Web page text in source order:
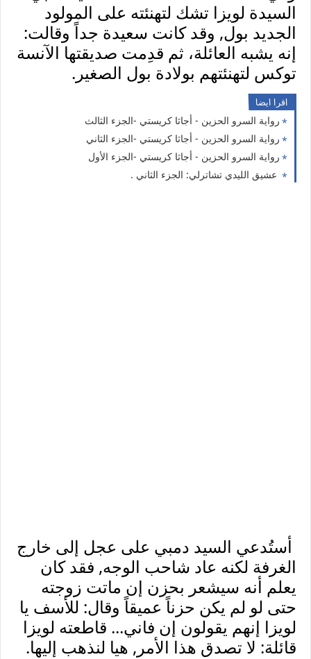
السيدة لويزا تشك لتهنئته على المولود
الجديد بول, وقد كانت سعيدة جداً وقالت:
إنه يشبه العائلة، ثم قدِمت صديقتها الآنسة
توكس لتهنئتهم بولادة بول الصغير.
اقرا ايضا
رواية السرو الحزين - أجاثا كريستي -الجزء الثالث
رواية السرو الحزين - أجاثا كريستي -الجزء الثاني
رواية السرو الحزين - أجاثا كريستي -الجزء الأول
عشيق الليدي تشاترلي: الجزء الثاني .
أستُدعي السيد دمبي على عجل إلى خارج
الغرفة لكنه عاد شاحب الوجه, فقد كان
يعلم أنه سيشعر بحزن إن ماتت زوجته
حتى لو لم يكن حزناً عميقاً وقال: للأسف يا
لويزا إنهم يقولون إن فاني... قاطعته لويزا
قائلة: لا تصدق هذا الأمر, هيا لنذهب إليها.